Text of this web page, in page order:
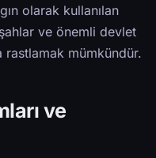
olarak kullanılan
ve önemli devlet
rastlamak mümkündür.
ve